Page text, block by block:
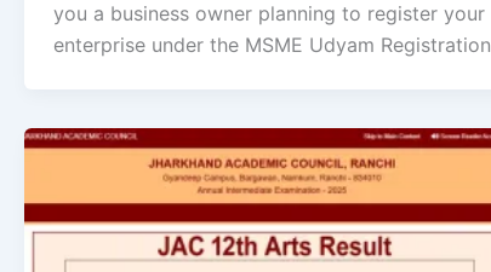
you a business owner planning to register your
enterprise under the MSME Udyam Registration